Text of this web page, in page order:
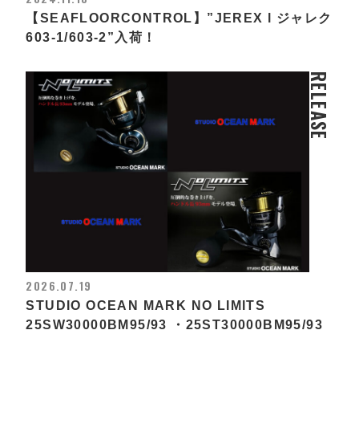
【SEAFLOORCONTROL】”JEREX l ジャレク
603-1/603-2”入荷！
RELEASE
2026.07.19
STUDIO OCEAN MARK NO LIMITS
25SW30000BM95/93 ・25ST30000BM95/93